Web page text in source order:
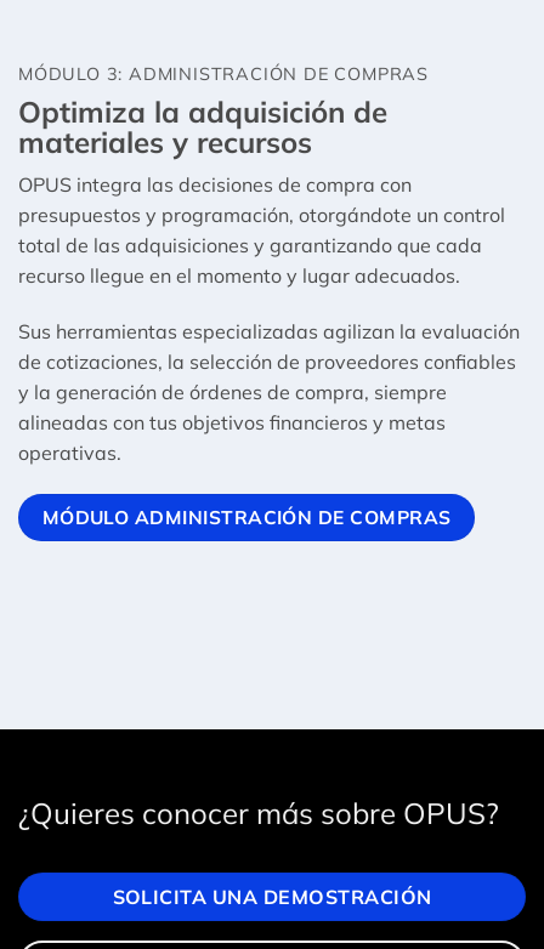
MÓDULO 3: ADMINISTRACIÓN DE COMPRAS
Optimiza la adquisición de
materiales y recursos
OPUS integra las decisiones de compra con
presupuestos y programación, otorgándote un control
total de las adquisiciones y garantizando que cada
recurso llegue en el momento y lugar adecuados.
Sus herramientas especializadas agilizan la evaluación
de cotizaciones, la selección de proveedores confiables
y la generación de órdenes de compra, siempre
alineadas con tus objetivos financieros y metas
operativas.
MÓDULO ADMINISTRACIÓN DE COMPRAS
¿Quieres conocer más sobre OPUS?
SOLICITA UNA DEMOSTRACIÓN